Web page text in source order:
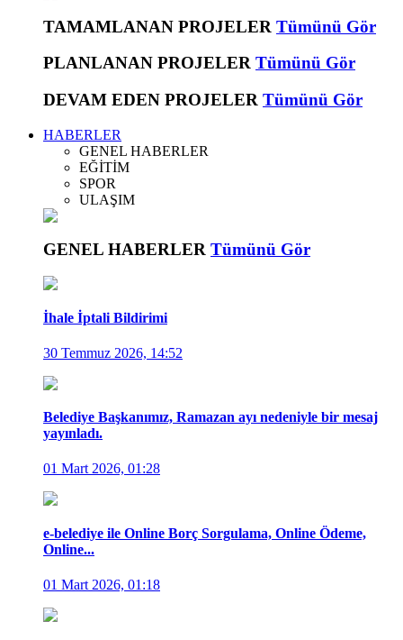
TAMAMLANAN PROJELER Tümünü Gör
PLANLANAN PROJELER Tümünü Gör
DEVAM EDEN PROJELER Tümünü Gör
HABERLER
GENEL HABERLER
EĞİTİM
SPOR
ULAŞIM
GENEL HABERLER Tümünü Gör
İhale İptali Bildirimi
30 Temmuz 2026, 14:52
Belediye Başkanımız, Ramazan ayı nedeniyle bir mesaj
yayınladı.
01 Mart 2026, 01:28
e-belediye ile Online Borç Sorgulama, Online Ödeme,
Online...
01 Mart 2026, 01:18